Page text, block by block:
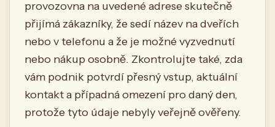
provozovna na uvedené adrese skutečně
přijímá zákazníky, že sedí název na dveřích
nebo v telefonu a že je možné vyzvednutí
nebo nákup osobně. Zkontrolujte také, zda
vám podnik potvrdí přesný vstup, aktuální
kontakt a případná omezení pro daný den,
protože tyto údaje nebyly veřejně ověřeny.